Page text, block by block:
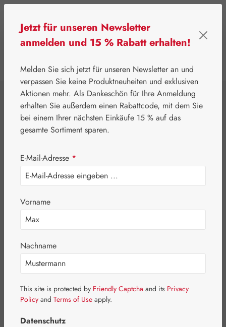
⌂ Gall Pharma Topinambur
Topinambur E 300
mg GPH Kapseln
Bildergalerie überspringen
Jetzt für unseren Newsletter
anmelden und 15 % Rabatt erhalten!
Melden Sie sich jetzt für unseren Newsletter an und
verpassen Sie keine Produktneuheiten und exklusiven
Aktionen mehr. Als Dankeschön für Ihre Anmeldung
erhalten Sie außerdem einen Rabattcode, mit dem Sie
bei einem Ihrer nächsten Einkäufe 15 % auf das
gesamte Sortiment sparen.
E-Mail-Adresse *
Vorname
Nachname
This site is protected by Friendly Captcha and its Privacy
Policy and Terms of Use apply.
Datenschutz